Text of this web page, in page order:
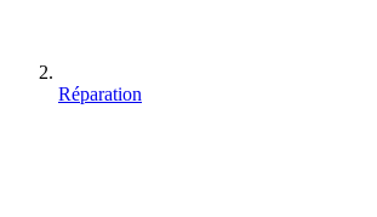
Réparation